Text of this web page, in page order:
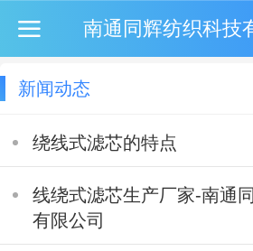
南通同辉纺织科技
新闻动态
绕线式滤芯的特点
线绕式滤芯生产厂家-南通
有限公司